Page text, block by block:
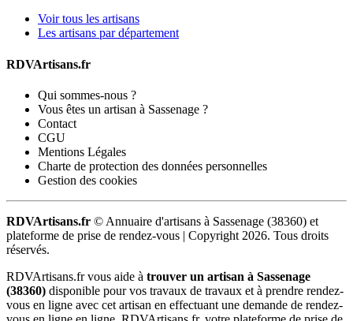
Voir tous les artisans
Les artisans par département
RDVArtisans.fr
Qui sommes-nous ?
Vous êtes un artisan à Sassenage ?
Contact
CGU
Mentions Légales
Charte de protection des données personnelles
Gestion des cookies
RDVArtisans.fr © Annuaire d'artisans à Sassenage (38360) et
plateforme de prise de rendez-vous | Copyright 2026. Tous droits
réservés.
RDVArtisans.fr vous aide à trouver un artisan à Sassenage
(38360) disponible pour vos travaux de travaux et à prendre rendez-
vous en ligne avec cet artisan en effectuant une demande de rendez-